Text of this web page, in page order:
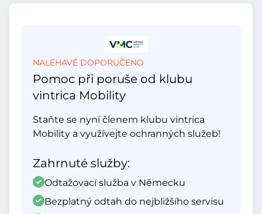
NALÉHAVĚ DOPORUČENO
Pomoc při poruše od klubu
vintrica Mobility
Staňte se nyní členem klubu vintrica
Mobility a využívejte ochranných služeb!
Zahrnuté služby:
Odtažovací služba v Německu
Bezplatný odtah do nejbližšího servisu